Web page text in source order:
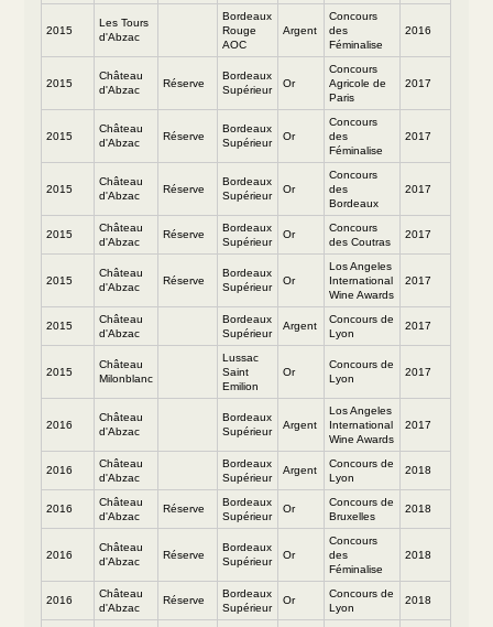
2015
Les Tours
d'Abzac
Bordeaux
Rouge
AOC
Argent
Concours
des
Féminalise
2016
2015
Château
d'Abzac
Réserve
Bordeaux
Supérieur
Or
Concours
Agricole de
Paris
2017
2015
Château
d'Abzac
Réserve
Bordeaux
Supérieur
Or
Concours
des
Féminalise
2017
2015
Château
d'Abzac
Réserve
Bordeaux
Supérieur
Or
Concours
des
Bordeaux
2017
2015
Château
d'Abzac
Réserve
Bordeaux
Supérieur
Or
Concours
des Coutras
2017
2015
Château
d'Abzac
Réserve
Bordeaux
Supérieur
Or
Los Angeles
International
Wine Awards
2017
2015
Château
d'Abzac
Bordeaux
Supérieur
Argent
Concours de
Lyon
2017
2015
Château
Milonblanc
Lussac
Saint
Emilion
Or
Concours de
Lyon
2017
2016
Château
d'Abzac
Bordeaux
Supérieur
Argent
Los Angeles
International
Wine Awards
2017
2016
Château
d'Abzac
Bordeaux
Supérieur
Argent
Concours de
Lyon
2018
2016
Château
d'Abzac
Réserve
Bordeaux
Supérieur
Or
Concours de
Bruxelles
2018
2016
Château
d'Abzac
Réserve
Bordeaux
Supérieur
Or
Concours
des
Féminalise
2018
2016
Château
d'Abzac
Réserve
Bordeaux
Supérieur
Or
Concours de
Lyon
2018